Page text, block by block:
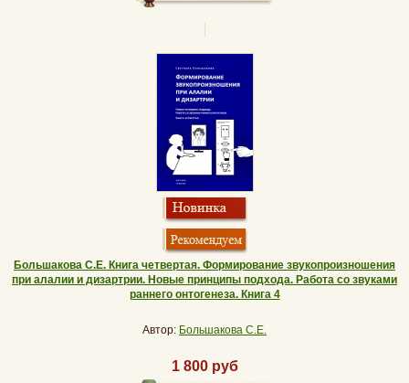
Большакова С.Е. Книга четвертая. Формирование звукопроизношения
при алалии и дизартрии. Новые принципы подхода. Работа со звуками
раннего онтогенеза. Книга 4
Автор: Большакова С.Е.
1 800 руб